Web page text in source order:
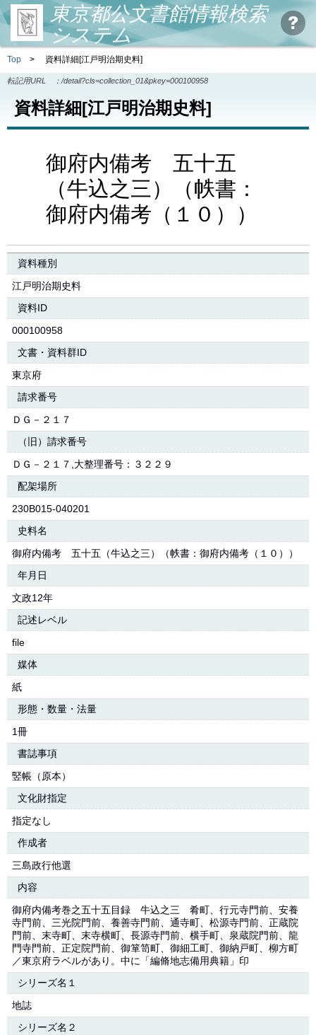
東京都公文書館情報検索
システム
Top > 資料詳細[江戸明治期史料]
転記用URL ： /detail?cls=collection_01&pkey=000100958
資料詳細[江戸明治期史料]
御府内備考 五十五
（牛込之三）（帙書：
御府内備考（１０））
資料種別
江戸明治期史料
資料ID
000100958
文書・資料群ID
東京府
請求番号
ＤＧ－２１７
（旧）請求番号
ＤＧ－２１７,大整理番号：３２２９
配架場所
230B015-040201
史料名
御府内備考 五十五（牛込之三）（帙書：御府内備考（１０））
年月日
文政12年
記述レベル
file
媒体
紙
形態・数量・法量
1冊
書誌事項
竪帳（原本）
文化財指定
指定なし
作成者
三島政行他選
内容
御府内備考巻之五十五目録 牛込之三 肴町、行元寺門前、安養
寺門前、三光院門前、養善寺門前、通寺町、松源寺門前、正蔵院
門前、末寺町、末寺横町、長源寺門前、横手町、泉蔵院門前、龍
門寺門前、正定院門前、御箪笥町、御細工町、御納戸町、柳方町
／東京府ラベルがあり。中に「編脩地志備用典籍」印
シリーズ名１
地誌
シリーズ名２